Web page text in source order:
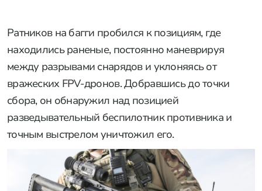
Ратников на багги пробился к позициям, где
находились раненые, постоянно маневрируя
между разрывами снарядов и уклоняясь от
вражеских FPV-дронов. Добравшись до точки
сбора, он обнаружил над позицией
разведывательный беспилотник противника и
точным выстрелом уничтожил его.